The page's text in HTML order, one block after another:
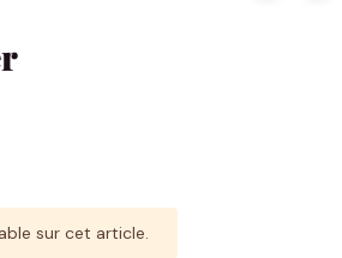
sur cet article.